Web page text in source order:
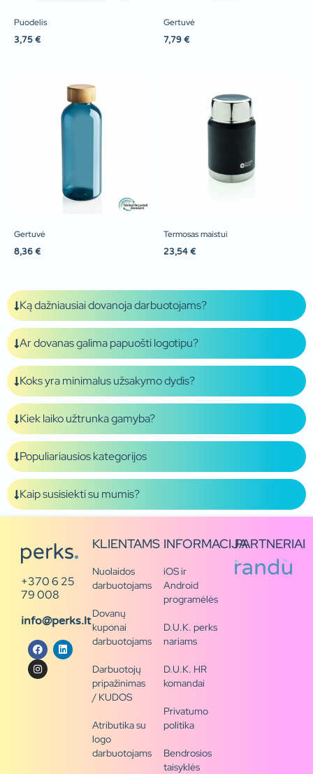
Puodelis
3,75 €
Gertuvė
7,79 €
Gertuvė
8,36 €
Termosas maistui
23,54 €
Ką dažniausiai dovanoja darbuotojams?
Ar dovanas galima papuošti logotipu?
Koks yra minimalus užsakymo dydis?
Kiek laiko užtrunka gamyba?
Populiariausios kategorijos
Kaip susisiekti su mumis?
+370 6 25
79 008
info@perks.lt
KLIENTAMS
Nuolaidos
darbuotojams
Dovanų
kuponai
darbuotojams
Darbuotojų
pripažinimas
/ KUDOS
Atributika su
logo
darbuotojams
INFORMACIJA
iOS ir
Android
programėlės
D.U.K. perks
nariams
D.U.K. HR
komandai
Privatumo
politika
Bendrosios
taisyklės
PARTNERIAI